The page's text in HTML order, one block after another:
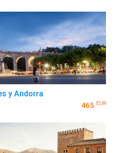
y Andorra
465 EUR